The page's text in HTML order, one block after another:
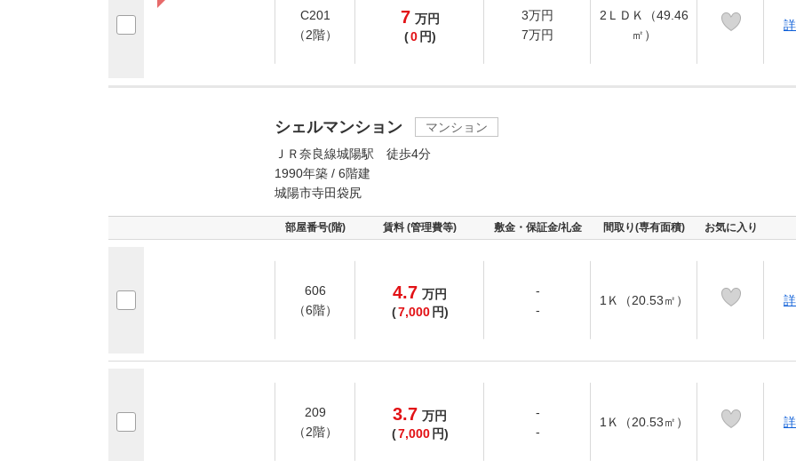
C201
（2階）
7 万円
(0 円)
3万円
7万円
2ＬＤＫ（49.46
㎡）
シェルマンション
マンション
ＪＲ奈良線城陽駅 徒歩4分
1990年築 / 6階建
城陽市寺田袋尻
部屋番号(階) 賃料 (管理費等) 敷金・保証金/礼金 間取り(専有面積) お気に入り
606
（6階）
4.7 万円
(7,000 円)
-
-
1Ｋ（20.53㎡）
209
（2階）
3.7 万円
(7,000 円)
-
-
1Ｋ（20.53㎡）